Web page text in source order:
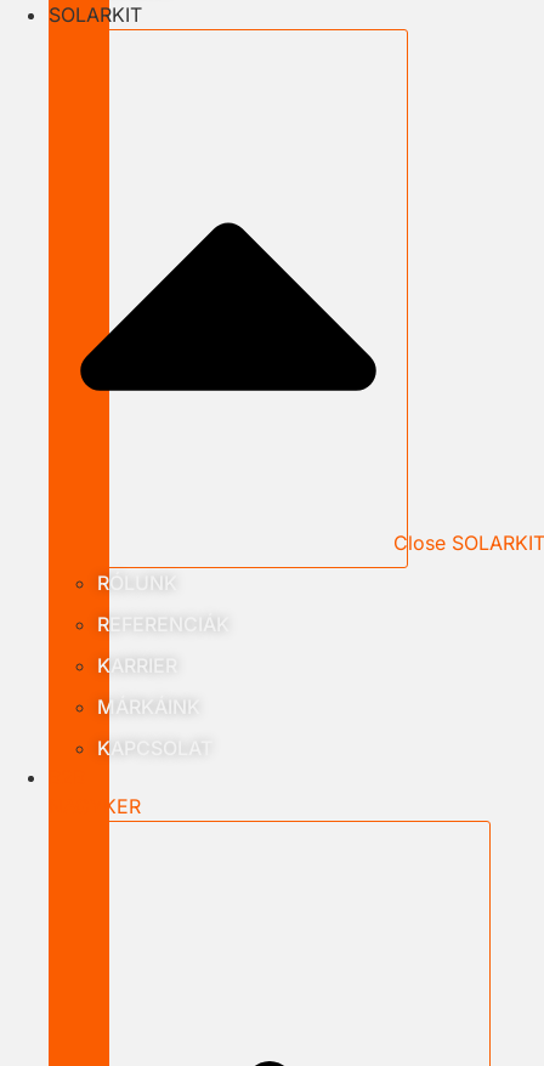
SOLARKIT
Close SOLARKIT
RÓLUNK
REFERENCIÁK
KARRIER
MÁRKÁINK
KAPCSOLAT
NAGYKER